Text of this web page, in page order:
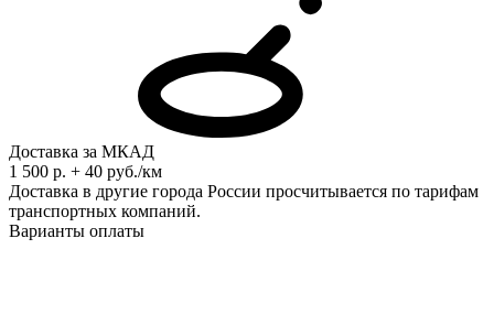
Доставка за МКАД
1 500 р. + 40 руб./км
Доставка в другие города России просчитывается по тарифам
транспортных компаний.
Варианты оплаты